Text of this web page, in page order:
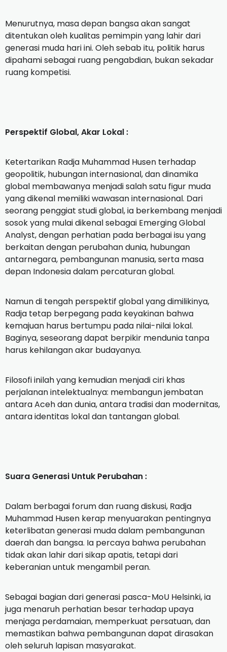
‎Menurutnya, masa depan bangsa akan sangat
ditentukan oleh kualitas pemimpin yang lahir dari
generasi muda hari ini. Oleh sebab itu, politik harus
dipahami sebagai ruang pengabdian, bukan sekadar
ruang kompetisi.
‎Perspektif Global, Akar Lokal :
‎Ketertarikan Radja Muhammad Husen terhadap
geopolitik, hubungan internasional, dan dinamika
global membawanya menjadi salah satu figur muda
yang dikenal memiliki wawasan internasional. Dari
seorang penggiat studi global, ia berkembang menjadi
sosok yang mulai dikenal sebagai Emerging Global
Analyst, dengan perhatian pada berbagai isu yang
berkaitan dengan perubahan dunia, hubungan
antarnegara, pembangunan manusia, serta masa
depan Indonesia dalam percaturan global.
‎Namun di tengah perspektif global yang dimilikinya,
Radja tetap berpegang pada keyakinan bahwa
kemajuan harus bertumpu pada nilai-nilai lokal.
Baginya, seseorang dapat berpikir mendunia tanpa
harus kehilangan akar budayanya.
‎Filosofi inilah yang kemudian menjadi ciri khas
perjalanan intelektualnya: membangun jembatan
antara Aceh dan dunia, antara tradisi dan modernitas,
antara identitas lokal dan tantangan global.
‎Suara Generasi Untuk Perubahan :
‎Dalam berbagai forum dan ruang diskusi, Radja
Muhammad Husen kerap menyuarakan pentingnya
keterlibatan generasi muda dalam pembangunan
daerah dan bangsa. Ia percaya bahwa perubahan
tidak akan lahir dari sikap apatis, tetapi dari
keberanian untuk mengambil peran.
‎Sebagai bagian dari generasi pasca-MoU Helsinki, ia
juga menaruh perhatian besar terhadap upaya
menjaga perdamaian, memperkuat persatuan, dan
memastikan bahwa pembangunan dapat dirasakan
oleh seluruh lapisan masyarakat.